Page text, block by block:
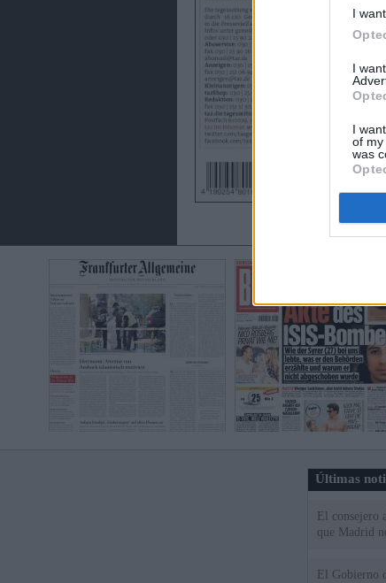
I
I
I
of my
was
Últimas
El
que Madrid
El Gobierno